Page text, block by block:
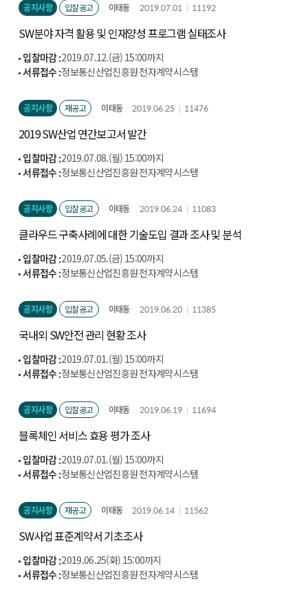
공지사항 입찰공고 이태동 2019.07.01 11192
SW분야 자격 활용 및 인재양성 프로그램 실태조사
입찰마감 :2019.07.12.(금) 15:00까지
서류접수 :정보통신산업진흥원 전자계약시스템
공지사항 재공고 이태동 2019.06.25 11476
2019 SW산업 연간보고서 발간
입찰마감 :2019.07.08.(월) 15:00까지
서류접수 :정보통신산업진흥원 전자계약시스템
공지사항 입찰공고 이태동 2019.06.24 11083
클라우드 구축사례에 대한 기술도입 결과 조사 및 분석
입찰마감 :2019.07.05.(금) 15:00까지
서류접수 :정보통신산업진흥원 전자계약시스템
공지사항 입찰공고 이태동 2019.06.20 11385
국내외 SW안전 관리 현황 조사
입찰마감 :2019.07.01.(월) 15:00까지
서류접수 :정보통신산업진흥원 전자계약시스템
공지사항 입찰공고 이태동 2019.06.19 11694
블록체인 서비스 효용 평가 조사
입찰마감 :2019.07.01.(월) 15:00까지
서류접수 :정보통신산업진흥원 전자계약시스템
공지사항 재공고 이태동 2019.06.14 11562
SW사업 표준계약서 기초조사
입찰마감 :2019.06.25(화) 15:00까지
서류접수 :정보통신산업진흥원 전자계약시스템